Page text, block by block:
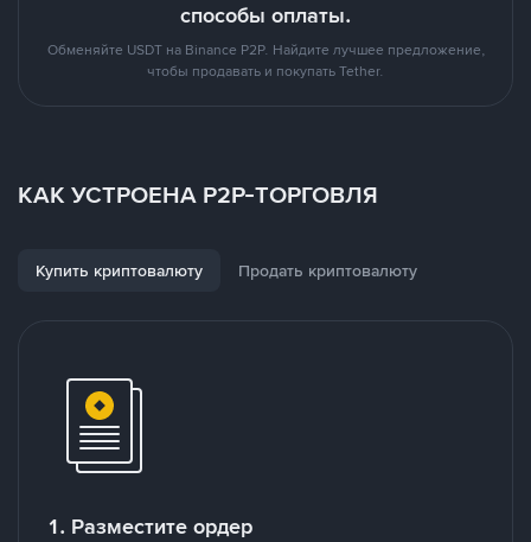
способы оплаты.
Обменяйте USDT на Binance P2P. Найдите лучшее предложение,
чтобы продавать и покупать Tether.
КАК УСТРОЕНА P2P-ТОРГОВЛЯ
Купить криптовалюту Продать криптовалюту
1. Разместите ордер